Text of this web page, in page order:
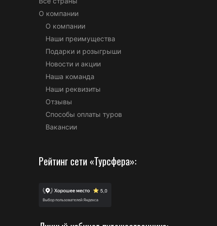
О компании
О компании
Наши преимущества
Подарки и розыгрыши
Новости и акции
Наша команда
Наши реквизиты
Отзывы
Способы оплаты туров
Вакансии
Рейтинг сети «Турсфера»: